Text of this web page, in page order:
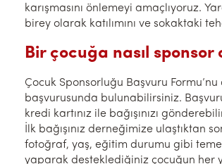
karışmasını önlemeyi amaçlıyoruz.
birey olarak katılımını ve sokaktaki
Bir çocuğa nasıl sponsor
Çocuk Sponsorluğu Başvuru
başvurusunda bulunabilirsiniz.
kredi kartınız ile bağışınızı
İlk bağışınız derneğimize ulaştıktan
fotoğraf, yaş, eğitim durumu gibi
yaparak desteklediğiniz çocuğun her